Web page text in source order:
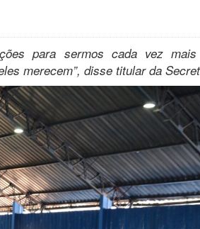
para sermos cada vez
merecem”, disse titular da